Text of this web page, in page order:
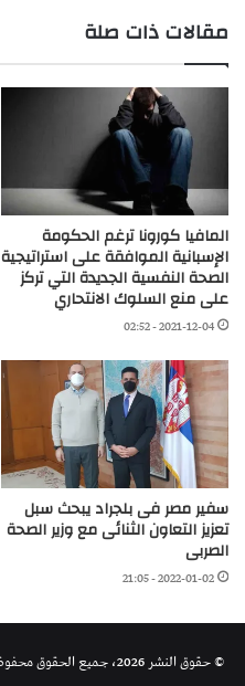
مقالات ذات صلة
المافيا كورونا ترغم الحكومة
الإسبانية الموافقة على استراتيجية
الصحة النفسية الجديدة التي تركز
على منع السلوك الانتحاري
2021-12-04 - 02:52
سفير مصر فى بلجراد يبحث سبل
تعزيز التعاون الثنائى مع وزير الصحة
الصربى
2022-01-02 - 21:05
© حقوق النشر 2026، جميع الحقوق محفوظة |